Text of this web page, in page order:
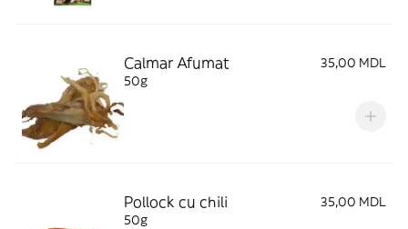
Calmar Afumat
35,00 MDL
50g
Pollock cu chili
35,00 MDL
50g